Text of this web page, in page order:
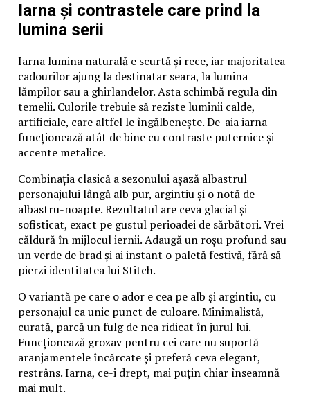
Iarna și contrastele care prind la
lumina serii
Iarna lumina naturală e scurtă și rece, iar majoritatea
cadourilor ajung la destinatar seara, la lumina
lămpilor sau a ghirlandelor. Asta schimbă regula din
temelii. Culorile trebuie să reziste luminii calde,
artificiale, care altfel le îngălbenește. De-aia iarna
funcționează atât de bine cu contraste puternice și
accente metalice.
Combinația clasică a sezonului așază albastrul
personajului lângă alb pur, argintiu și o notă de
albastru-noapte. Rezultatul are ceva glacial și
sofisticat, exact pe gustul perioadei de sărbători. Vrei
căldură în mijlocul iernii. Adaugă un roșu profund sau
un verde de brad și ai instant o paletă festivă, fără să
pierzi identitatea lui Stitch.
O variantă pe care o ador e cea pe alb și argintiu, cu
personajul ca unic punct de culoare. Minimalistă,
curată, parcă un fulg de nea ridicat în jurul lui.
Funcționează grozav pentru cei care nu suportă
aranjamentele încărcate și preferă ceva elegant,
restrâns. Iarna, ce-i drept, mai puțin chiar înseamnă
mai mult.